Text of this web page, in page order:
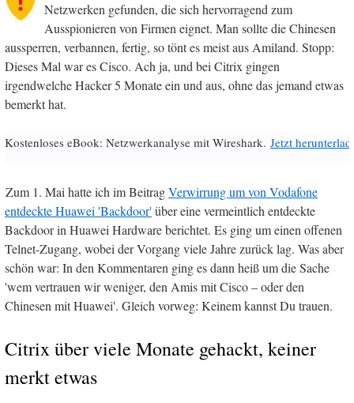
Netzwerken gefunden, die sich hervorragend zum
Ausspionieren von Firmen eignet. Man sollte die Chinesen
aussperren, verbannen, fertig, so tönt es meist aus Amiland. Stopp:
Dieses Mal war es Cisco. Ach ja, und bei Citrix gingen
irgendwelche Hacker 5 Monate ein und aus, ohne das jemand etwas
bemerkt hat.
Kostenloses eBook: Netzwerkanalyse mit Wireshark. Jetzt
Zum 1. Mai hatte ich im BeitragVerwirrung um von Vodafone
entdeckte Huawei 'Backdoor' über eine vermeintlich entdeckte
Backdoor in Huawei Hardware berichtet. Es ging um einen offenen
Telnet-Zugang, wobei der Vorgang viele Jahre zurück lag. Was aber
schön war: In den Kommentaren ging es dann heiß um die Sache
'wem vertrauen wir weniger, den Amis mit Cisco – oder den
Chinesen mit Huawei'. Gleich vorweg: Keinem kannst Du trauen.
Citrix über viele Monate gehackt, keiner
merkt etwas